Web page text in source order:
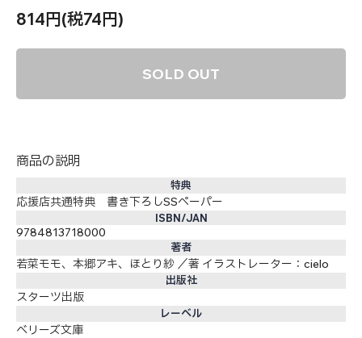
814円(税74円)
SOLD OUT
商品の説明
特典
応援店共通特典 書き下ろしSSペーパー
ISBN/JAN
9784813718000
著者
若菜モモ、本郷アキ、ほとり紗 ／著 イラストレーター：cielo
出版社
スターツ出版
レーベル
ベリーズ文庫